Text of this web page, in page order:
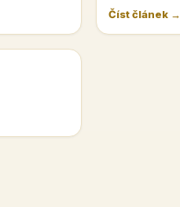
Číst článek →